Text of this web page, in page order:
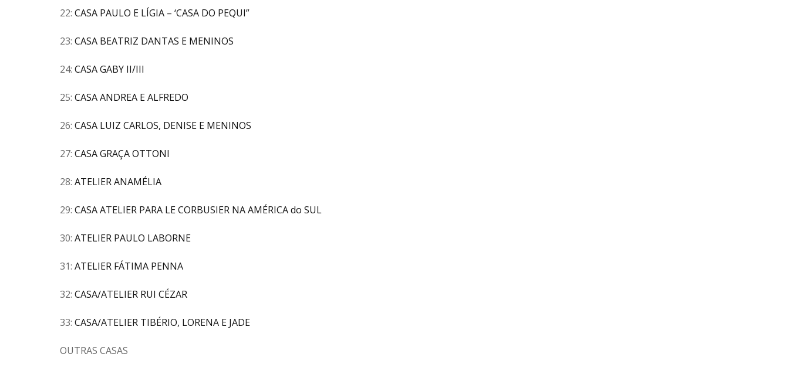
22: CASA PAULO E LÍGIA – ‘CASA DO PEQUI”
23: CASA BEATRIZ DANTAS E MENINOS
24: CASA GABY II/III
25: CASA ANDREA E ALFREDO
26: CASA LUIZ CARLOS, DENISE E MENINOS
27: CASA GRAÇA OTTONI
28: ATELIER ANAMÉLIA
29: CASA ATELIER PARA LE CORBUSIER NA AMÉRICA do SUL
30: ATELIER PAULO LABORNE
31: ATELIER FÁTIMA PENNA
32: CASA/ATELIER RUI CÉZAR
33: CASA/ATELIER TIBÉRIO, LORENA E JADE
OUTRAS CASAS